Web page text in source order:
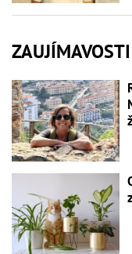
ZAUJÍMAVOSTI